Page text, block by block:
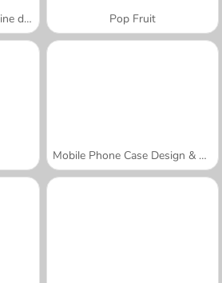
Tarte Tatin : École de cuisine de Sara Pop Fruit
Mobile Phone Case Design & DIY